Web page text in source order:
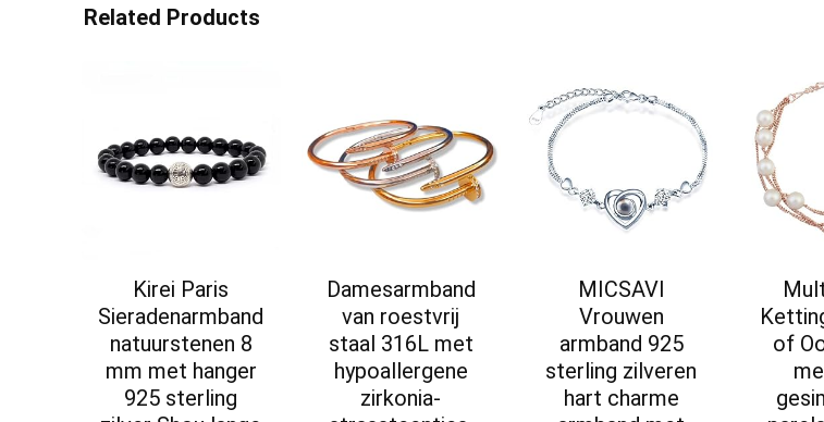
Related Products
Kirei Paris
Sieradenarmband
natuurstenen 8
mm met hanger
925 sterling
Damesarmband
van roestvrij
staal 316L met
hypoallergene
zirkonia-
MICSAVI
Vrouwen
armband 925
sterling zilveren
hart charme
of